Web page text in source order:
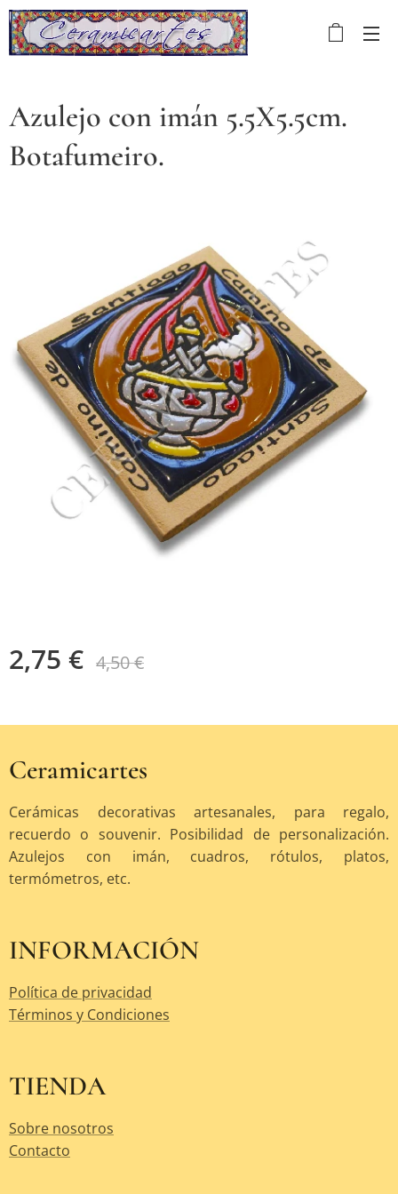
Azulejo con imán 5.5X5.5cm.
Botafumeiro.
2,75 € 4,50€
Ceramicartes
Cerámicas decorativas artesanales, para regalo,
recuerdo o souvenir. Posibilidad de personalización.
Azulejos con imán, cuadros, rótulos, platos,
termómetros, etc.
INFORMACIÓN
Política de privacidad
Términos y Condiciones
TIENDA
Sobre nosotros
Contacto